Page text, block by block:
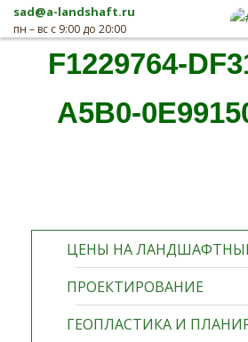
sad@a-landshaft.ru
пн – вс с 9:00 до 20:00
ЦЕНЫ НА
ПРОЕКТИРОВАНИЕ
ГЕОПЛАСТИКА И
F1229764-
A5B0-